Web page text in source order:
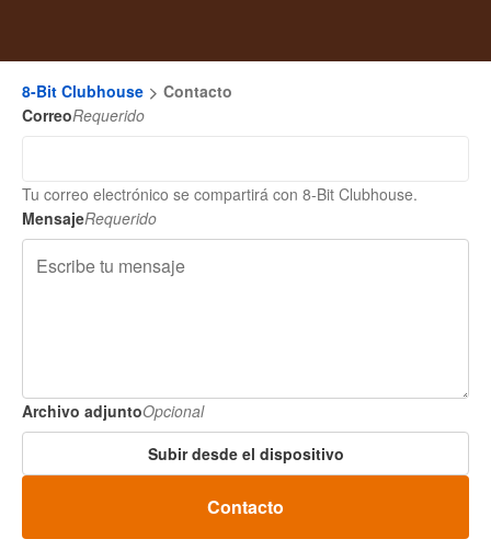
8-Bit Clubhouse
Contacto
CorreoRequerido
Tu correo electrónico se compartirá con 8-Bit Clubhouse.
MensajeRequerido
Archivo adjuntoOpcional
Subir desde el dispositivo
Contacto